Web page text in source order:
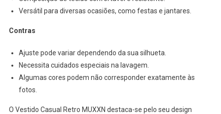
Versátil para diversas ocasiões, como festas e jantares.
Contras
Ajuste pode variar dependendo da sua silhueta.
Necessita cuidados especiais na lavagem.
Algumas cores podem não corresponder exatamente às
fotos.
O Vestido Casual Retro MUXXN destaca-se pelo seu design